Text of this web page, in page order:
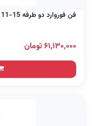
فن فوروارد دو طرفه 15-11 الساموتور
۶۱,۱۳۰,۰۰۰ تومان